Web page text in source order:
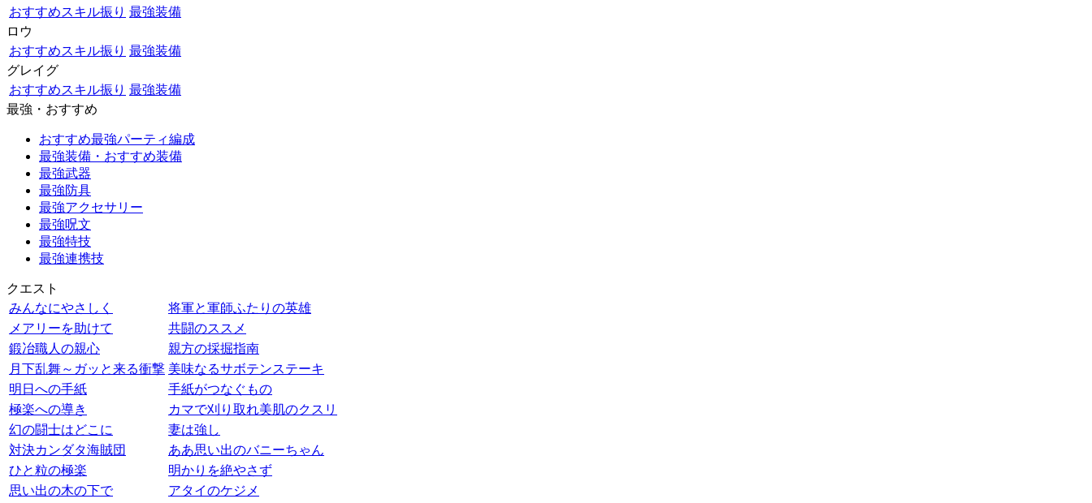
おすすめスキル振り 最強装備
ロウ
おすすめスキル振り 最強装備
グレイグ
おすすめスキル振り 最強装備
最強・おすすめ
おすすめ最強パーティ編成
最強装備・おすすめ装備
最強武器
最強防具
最強アクセサリー
最強呪文
最強特技
最強連携技
クエスト
みんなにやさしく
将軍と軍師ふたりの英雄
メアリーを助けて
共闘のススメ
鍛冶職人の親心
親方の採掘指南
月下乱舞～ガッと来る衝撃 美味なるサボテンステーキ
明日への手紙
手紙がつなぐもの
極楽への導き
カマで刈り取れ美肌のクスリ
幻の闘士はどこに
妻は強し
対決カンダタ海賊団
ああ思い出のバニーちゃん
ひと粒の極楽
明かりを絶やさず
思い出の木の下で
アタイのケジメ